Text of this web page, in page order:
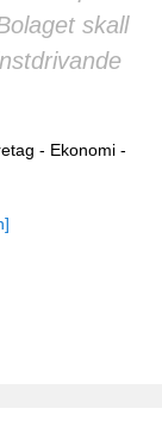
skall
- Ekonomi -